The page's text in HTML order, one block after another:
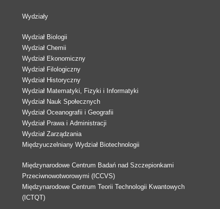
Wydziały
Wydział Biologii
Wydział Chemii
Wydział Ekonomiczny
Wydział Filologiczny
Wydział Historyczny
Wydział Matematyki, Fizyki i Informatyki
Wydział Nauk Społecznych
Wydział Oceanografii i Geografii
Wydział Prawa i Administracji
Wydział Zarządzania
Międzyuczelniany Wydział Biotechnologii
Międzynarodowe Centrum Badań nad Szczepionkami
Przeciwnowotworowymi (ICCVS)
Międzynarodowe Centrum Teorii Technologii Kwantowych
(ICTQT)